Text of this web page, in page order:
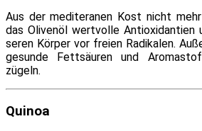
Aus der me­di­te­ra­nen Kost nicht
das Olivenöl wert­vol­le
se­ren Körper vor frei­en Radikalen.
ge­sun­de Fettsäuren und
zügeln.
Quinoa